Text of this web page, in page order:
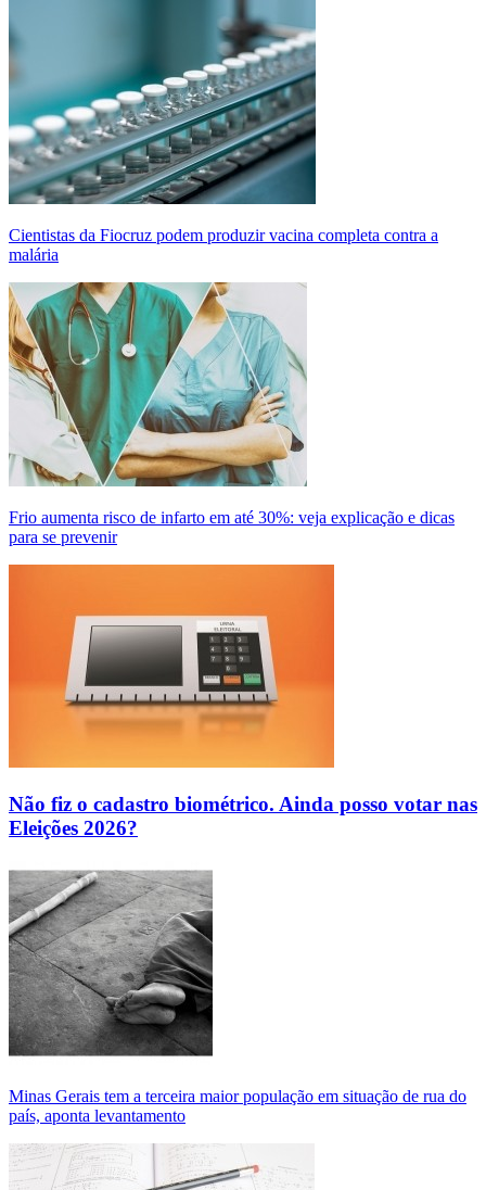
Cientistas da Fiocruz podem produzir vacina completa contra a
malária
Frio aumenta risco de infarto em até 30%: veja explicação e dicas
para se prevenir
Não fiz o cadastro biométrico. Ainda posso votar nas
Eleições 2026?
Minas Gerais tem a terceira maior população em situação de rua do
país, aponta levantamento